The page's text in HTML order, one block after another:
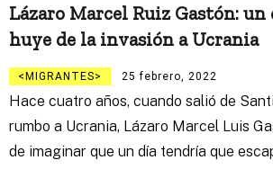
Lázaro Marcel Ruiz Gastón: un
huye de la invasión a Ucrania
MIGRANTES 25 febrero, 2022
Hace cuatro años, cuando salió de
rumbo a Ucrania, Lázaro Marcel Luis
de imaginar que un día tendría que